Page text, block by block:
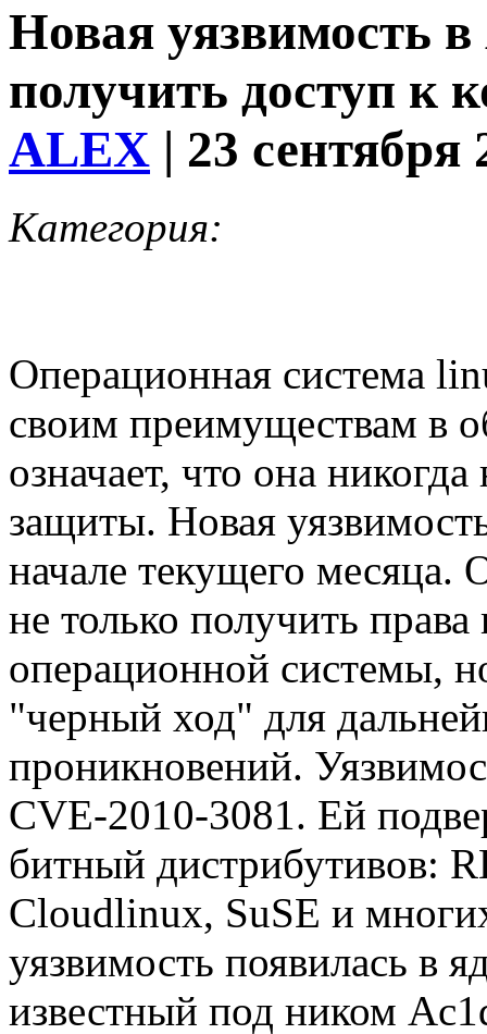
Новая уязвимость
получить доступ к
ALEX | 23 сентября
Категория:
Операционная система
своим преимуществам в
означает, что она
защиты. Новая
начале текущего месяца.
не только получить
операционной системы,
"черный ход" для
проникновений.
CVE-2010-3081. Ей
битный дистрибутивов:
Cloudlinux, SuSE и
уязвимость появилась в
известный под ником